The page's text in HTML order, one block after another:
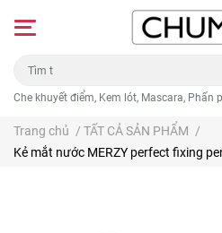
Che khuyết điểm, Kem lót, Mascara, Phấn
Trang chủ / TẤT CẢ SẢN PHẨM /
Kẻ mắt nước MERZY perfect fixing